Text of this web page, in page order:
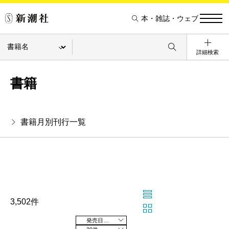
本・雑誌・ウェブ
詳細検索
書籍
書籍月別刊行一覧
3,502件